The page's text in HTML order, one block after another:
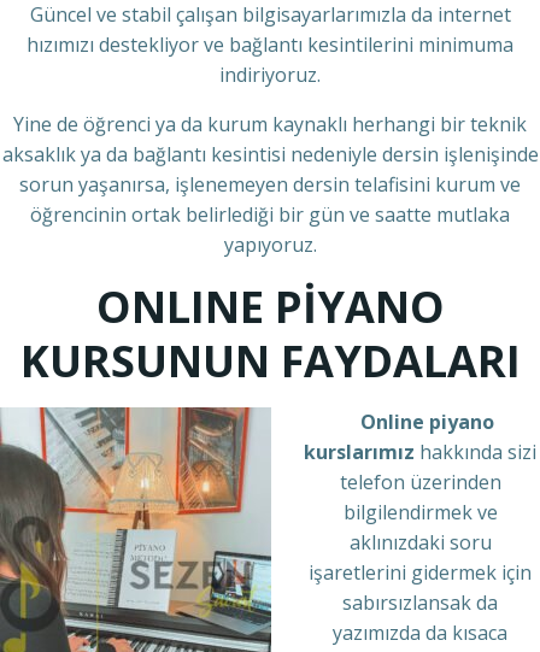
Güncel ve stabil çalışan bilgisayarlarımızla da internet
hızımızı destekliyor ve bağlantı kesintilerini minimuma
indiriyoruz.
Yine de öğrenci ya da kurum kaynaklı herhangi bir teknik
aksaklık ya da bağlantı kesintisi nedeniyle dersin işlenişinde
sorun yaşanırsa, işlenemeyen dersin telafisini kurum ve
öğrencinin ortak belirlediği bir gün ve saatte mutlaka
yapıyoruz.
ONLINE PİYANO
KURSUNUN FAYDALARI
Online piyano
kurslarımız hakkında sizi
telefon üzerinden
bilgilendirmek ve
aklınızdaki soru
işaretlerini gidermek için
sabırsızlansak da
yazımızda da kısaca